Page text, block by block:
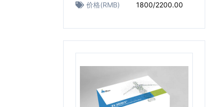
价格(RMB)
1800/2200.00